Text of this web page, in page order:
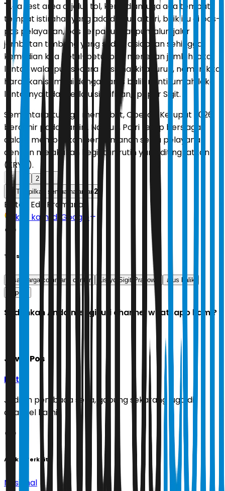
"Ada rest area di jalur tol, kemudian juga ada tempat-
tempat istirahat yang ada di jalur arteri, baik itu di pos-
pos pelayanan, pos terpadu ataupun jalur-jalur
jembatan timbang yang sudah disiapkan sehingga
kemudian kita betul-betul bisa menekan jumlah laka
lantas walaupun secara nasional kita turun, namun kita
harapkan sampai dengan arus balik nanti jumlah laka
lantasnya tidak terlalu signifikan," papar Sigit.
Sementara itu, Sigit menyebut, Operasi Ketupat 2026
berakhir pada hari ini. Namun, Polri tetap bersiaga
dalam memberikan pengamanan serta pelayanan
dengan melakukan kegiatan rutin yang ditingkatkan
(KRYD).
2
Tampilkan semua halaman2
Editor: Edy Pramana
Ikuti kami di Google
Tags
jasa marga command center Listyo Sigit Prabowo
arus balik
kapolri
Sudahkah Anda mengikuti channel whatsapp kami?
Jawa Pos
Ikuti
Jadilah pembaca setia, gabung sekarang juga di
channel kami!
Artikel Terkait
Nasional